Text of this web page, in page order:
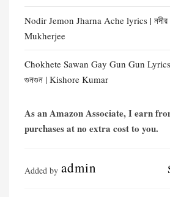
Nodir Jemon Jharna Ache lyrics | নদীর
Mukherjee
Chokhete Sawan Gay Gun Gun Lyrics |
গুনগুন | Kishore Kumar
As an Amazon Associate, I earn
purchases at no extra cost to you.
Added by admin